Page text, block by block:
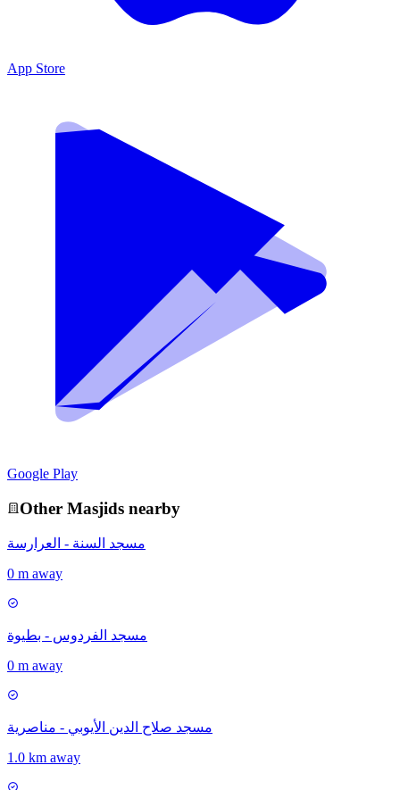
App Store
Google Play
Other Masjids nearby
مسجد السنة - العرارسة
0 m away
مسجد الفردوس - بطيوة
0 m away
مسجد صلاح الدين الأيوبي - مناصرية
1.0 km away